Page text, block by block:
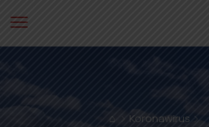
⌂
Koronawirus